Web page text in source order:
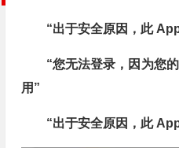
“出于安全原因，此
“您无法登录，因为您的
用”
“出于安全原因，此